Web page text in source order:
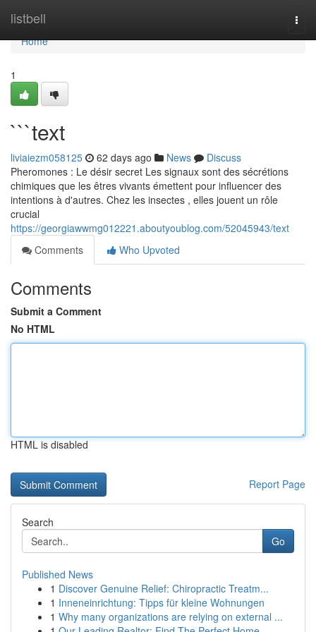
listbell
Home
Home
1
```text
liviaiezm058125 62 days ago News
Discuss
Pheromones : Le désir secret Les signaux sont des sécrétions
chimiques que les êtres vivants émettent pour influencer des
intentions à d'autres. Chez les insectes , elles jouent un rôle
crucial
https://georgiawwmg012221.aboutyoublog.com/52045943/text
Comments
Who Upvoted
Comments
Submit a Comment
No HTML
HTML is disabled
Report Page
Search
Go
Published News
1 Discover Genuine Relief: Chiropractic Treatm...
1 Inneneinrichtung: Tipps für kleine Wohnungen
1 Why many organizations are relying on external ...